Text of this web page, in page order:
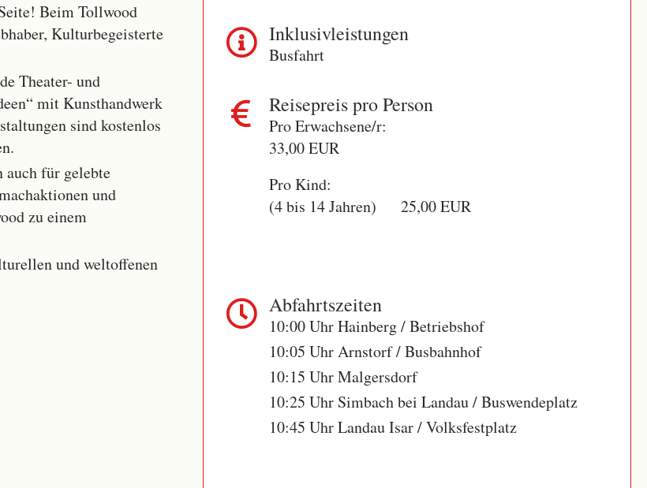
Beim Tollwood
Kulturbegeisterte
Theater- und
mit Kunsthandwerk
sind kostenlos
für gelebte
und
zu einem
und weltoffenen
Inklusivleistungen
Busfahrt
Reisepreis pro Person
Pro Erwachsene/r:
33,00 EUR
Pro Kind:
(4 bis 14 Jahren) 25,00 EUR
Abfahrtszeiten
10:00 Uhr Hainberg / Betriebshof
10:05 Uhr Arnstorf / Busbahnhof
10:15 Uhr Malgersdorf
10:25 Uhr Simbach bei Landau / Buswendeplatz
10:45 Uhr Landau Isar / Volksfestplatz